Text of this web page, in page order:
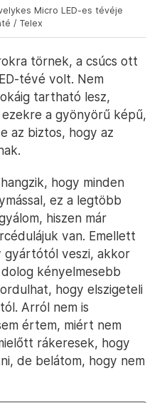
Micro LED-es tévéje
/ Telex
törnek, a csúcs ott
tévé volt. Nem
tartható lesz,
a gyönyörű képű,
az biztos, hogy az
hogy minden
ez a legtöbb
hiszen már
van. Emellett
gyártótól veszi, akkor
kényelmesebb
hogy elszigeteli
Arról nem is
értem, miért nem
rákeresek, hogy
de belátom, hogy nem